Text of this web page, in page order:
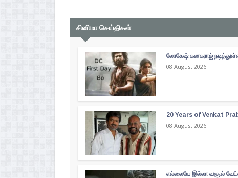
சினிமா செய்திகள்
லோகேஷ் கனகராஜ்
08 August 2026
20 Years of Venkat
08 August 2026
எல்லையே இல்லா வசூல்